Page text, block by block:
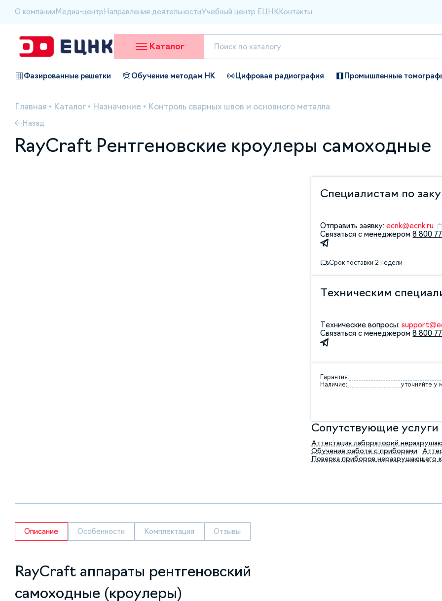
О компании Медиа-центр Направления деятельностиУчебный центр ЕЦНК Контакты
Каталог
Фазированные решетки Обучение методам НК Цифровая радиография Промышленные
Главная • Каталог • Назначение • Контроль сварных швов и основного металла
Назад
RayCraft Рентгеновские кроулеры самоходные
Специалистам по
Отправить заявку:ecnk@ecnk.ru
Связаться с менеджером8 800
Срок поставки 2 недели
Техническим
Технические вопросы:
Связаться с менеджером8 800
Гарантия:
Наличие:
уточняйте у
Сопутствующие услуги
Аттестация лабораторий
Обучение работе с приборами
Поверка приборов неразрушающего
Описание Особенности Комплектация Отзывы
RayCraft аппараты рентгеновский
самоходные (кроулеры)